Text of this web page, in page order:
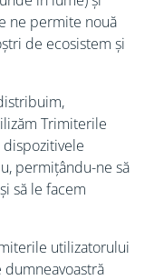
ne permite nouă
de ecosistem și
Trimiterile
permițându-ne să
să le facem
utilizatorului